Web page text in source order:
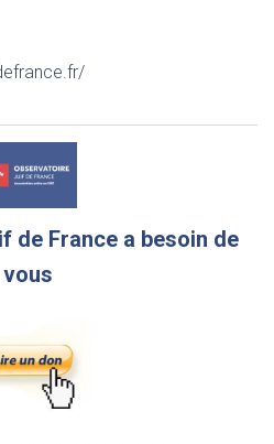
de France a besoin de
vous